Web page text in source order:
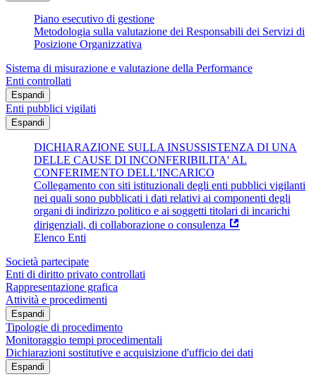
Piano esecutivo di gestione
Metodologia sulla valutazione dei Responsabili dei Servizi di
Posizione Organizzativa
Sistema di misurazione e valutazione della Performance
Enti controllati
Espandi
Enti pubblici vigilati
Espandi
DICHIARAZIONE SULLA INSUSSISTENZA DI UNA
DELLE CAUSE DI INCONFERIBILITA' AL
CONFERIMENTO DELL'INCARICO
Collegamento con siti istituzionali degli enti pubblici vigilanti
nei quali sono pubblicati i dati relativi ai componenti degli
organi di indirizzo politico e ai soggetti titolari di incarichi
dirigenziali, di collaborazione o consulenza
Elenco Enti
Società partecipate
Enti di diritto privato controllati
Rappresentazione grafica
Attività e procedimenti
Espandi
Tipologie di procedimento
Monitoraggio tempi procedimentali
Dichiarazioni sostitutive e acquisizione d'ufficio dei dati
Espandi